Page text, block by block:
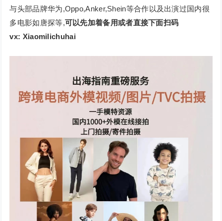
与头部品牌华为,Oppo,Anker,Shein等合作以及出演过国内很
多电影如唐探等,可以先加着备用或者直接下面扫码
vx: Xiaomilichuhai